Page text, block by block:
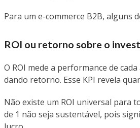
Para um e-commerce B2B, alguns
ROI ou retorno sobre o
O ROI mede a performance de
dando retorno. Esse KPI revela
Não existe um ROI universal para
de 1 não seja sustentável, pois